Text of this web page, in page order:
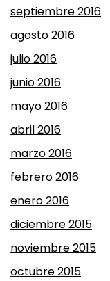
septiembre 2016
agosto 2016
julio 2016
junio 2016
mayo 2016
abril 2016
marzo 2016
febrero 2016
enero 2016
diciembre 2015
noviembre 2015
octubre 2015